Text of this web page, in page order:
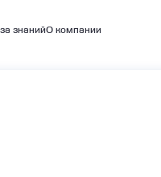
знанийО компании